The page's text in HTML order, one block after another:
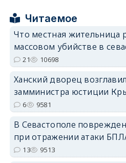
Читаемое
Что местная жительница
массовом убийстве в
21 10698
Ханский дворец
замминистра юстиции
6 9581
В Севастополе
при отражении атаки
13 9513